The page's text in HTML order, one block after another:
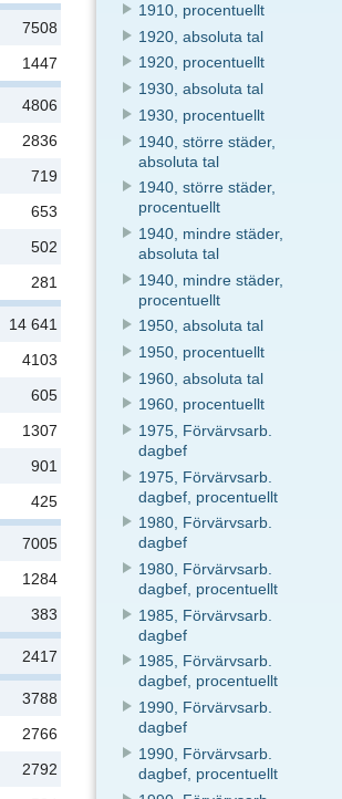
7508
1447
4806
2836
719
653
502
281
14 641
4103
605
1307
901
425
7005
1284
383
2417
3788
2766
2792
1910, procentuellt
1920, absoluta tal
1920, procentuellt
1930, absoluta tal
1930, procentuellt
1940, större städer,
absoluta tal
1940, större städer,
procentuellt
1940, mindre städer,
absoluta tal
1940, mindre städer,
procentuellt
1950, absoluta tal
1950, procentuellt
1960, absoluta tal
1960, procentuellt
1975, Förvärvsarb.
dagbef
1975, Förvärvsarb.
dagbef, procentuellt
1980, Förvärvsarb.
dagbef
1980, Förvärvsarb.
dagbef, procentuellt
1985, Förvärvsarb.
dagbef
1985, Förvärvsarb.
dagbef, procentuellt
1990, Förvärvsarb.
dagbef
1990, Förvärvsarb.
dagbef, procentuellt